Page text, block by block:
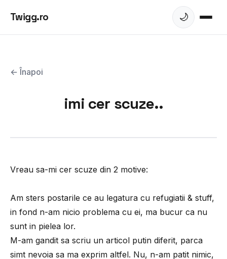
Twigg.ro 🌙
← Înapoi
imi cer scuze..
Vreau sa-mi cer scuze din 2 motive:
Am sters postarile ce au legatura cu refugiatii & stuff,
in fond n-am nicio problema cu ei, ma bucur ca nu
sunt in pielea lor.
M-am gandit sa scriu un articol putin diferit, parca
simt nevoia sa ma exprim altfel. Nu, n-am patit nimic,